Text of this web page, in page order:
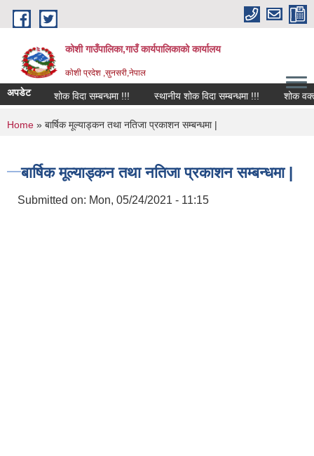
Skip to main content
कोशी गाउँपालिका,गाउँ कार्यपालिकाको कार्यालय
काेशी प्रदेश ,सुनसरी,नेपाल
अपडेट शोक विदा सम्बन्धमा !!! स्थानीय शोक विदा सम्बन्धमा !!! शोक वक्तव्य
You are here
Home » बार्षिक मूल्याड्कन तथा नतिजा प्रकाशन सम्बन्धमा |
बार्षिक मूल्याड्कन तथा नतिजा प्रकाशन सम्बन्धमा |
Submitted on: Mon, 05/24/2021 - 11:15